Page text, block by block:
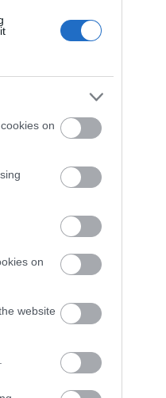
on
on
website
και καλή σχέση με την
στιγμής και πάθος για τη
τα σύντομα βίντεο
παρουσίασης της
και ικανότητα να